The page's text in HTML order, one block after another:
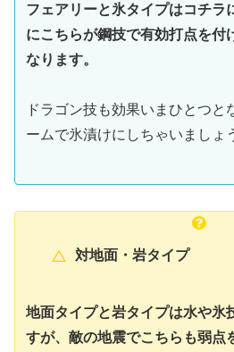
フェアリーと氷タイプはコチラ
にこちらが鋼技で有効打点を付
なります。
ドラゴン技も効果いまひとつと
ームで氷漬けにしちゃいましょ
対地面・岩タイプ
地面タイプと岩タイプは水や氷
すが、敵の地震でこちらも弱点